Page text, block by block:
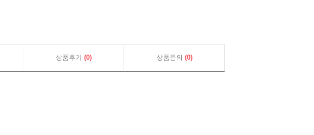
상품후기 (0) 상품문의 (0)